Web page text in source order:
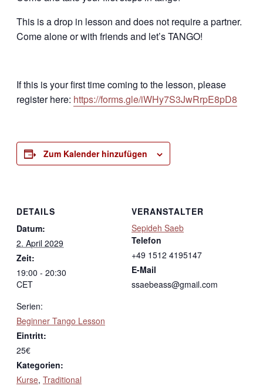
This is a drop in lesson and does not require a partner.
Come alone or with friends and let’s TANGO!
If this is your first time coming to the lesson, please
register here: https://forms.gle/iWHy7S3JwRrpE8pD8
Zum Kalender hinzufügen
DETAILS
Datum:
2. April 2029
Zeit:
19:00 - 20:30
CET
Serien:
Beginner Tango Lesson
Eintritt:
25€
Kategorien:
Kurse, Traditional
VERANSTALTER
Sepideh Saeb
Telefon
+49 1512 4195147
E-Mail
ssaebeass@gmail.com